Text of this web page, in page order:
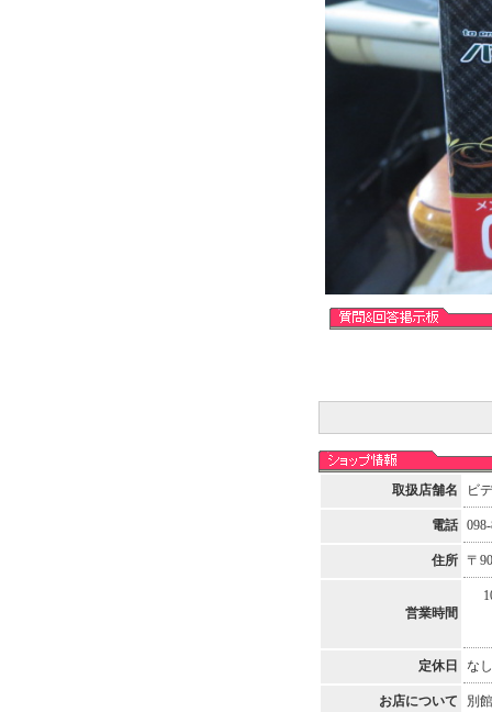
取扱店舗名 ビ
電話
住所 〒
営業時間
定休日 なし
お店について 別